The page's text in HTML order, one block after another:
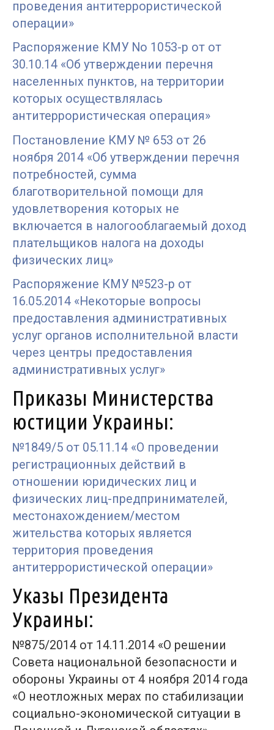
проведения антитеррористической
операции»
Распоряжение КМУ No 1053-р от от
30.10.14 «Об утверждении перечня
населенных пунктов, на территории
которых осуществлялась
антитеррористическая операция»
Постановление КМУ № 653 от 26
ноября 2014 «Об утверждении перечня
потребностей, сумма
благотворительной помощи для
удовлетворения которых не
включается в налогооблагаемый доход
плательщиков налога на доходы
физических лиц»
Распоряжение КМУ №523-р от
16.05.2014 «Некоторые вопросы
предоставления административных
услуг органов исполнительной власти
через центры предоставления
административных услуг»
Приказы Министерства
юстиции Украины:
№1849/5 от 05.11.14 «О проведении
регистрационных действий в
отношении юридических лиц и
физических лиц-предпринимателей,
местонахождением/местом
жительства которых является
территория проведения
антитеррористической операции»
Указы Президента
Украины:
№875/2014 от 14.11.2014 «О решении
Совета национальной безопасности и
обороны Украины от 4 ноября 2014 года
«О неотложных мерах по стабилизации
социально-экономической ситуации в